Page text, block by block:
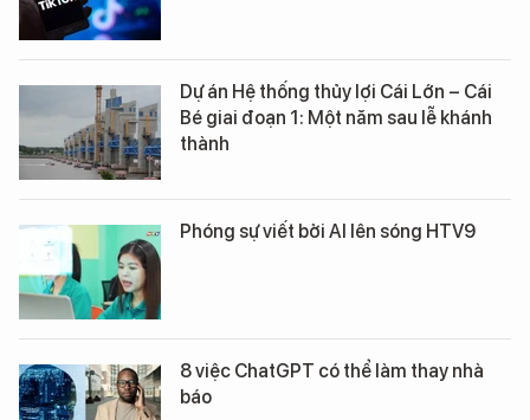
Dự án Hệ thống thủy lợi Cái Lớn – Cái
Bé giai đoạn 1: Một năm sau lễ khánh
thành
Phóng sự viết bởi AI lên sóng HTV9
8 việc ChatGPT có thể làm thay nhà
báo